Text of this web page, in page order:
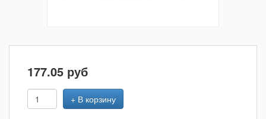
177.05 руб
+ В корзину